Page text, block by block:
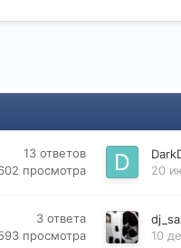
13 ответов
просмотра
20
3 ответа
просмотра
10